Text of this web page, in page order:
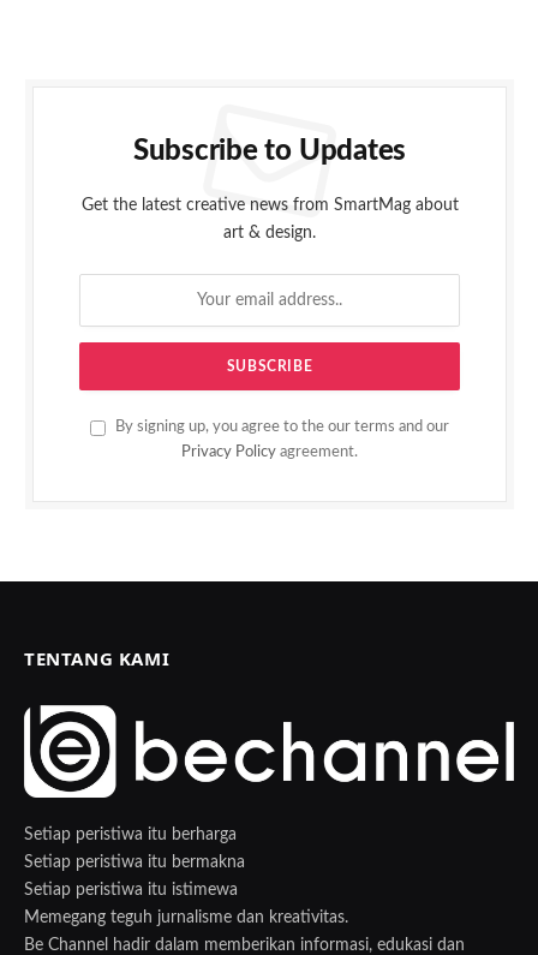
Subscribe to Updates
Get the latest creative news from SmartMag about
art & design.
By signing up, you agree to the our terms and our
Privacy Policy agreement.
TENTANG KAMI
Setiap peristiwa itu berharga
Setiap peristiwa itu bermakna
Setiap peristiwa itu istimewa
Memegang teguh jurnalisme dan kreativitas.
Be Channel hadir dalam memberikan informasi, edukasi dan